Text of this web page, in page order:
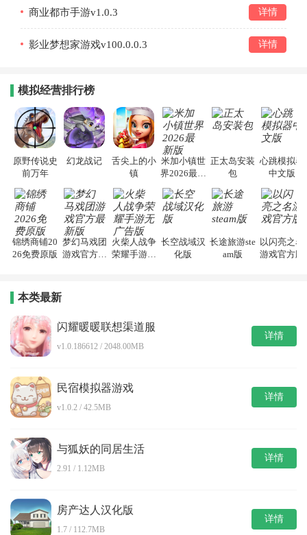
商业都市手游v1.0.3 详情
影业梦想家游戏v100.0.0.3 详情
模拟经营排行榜
原野传说史
前万年
幻龙战记
舌尖上的小
镇
米加小镇世
界2026最新
正太岛安装
包
心跳模拟器
中文版
锦绣商铺20
26免费原版
梦幻马戏团
游戏官方最
火柴人战争
荣耀手游无
长空战域汉
化版
长途旅游ste
am版
以闪亮之名
游戏官方版
本类最新
闪耀暖暖联想渠道服
v1.0.186612 / 2048.00MB
详情
民宿模拟器游戏
v1.0.2 / 42.5MB
详情
与狐妖的同居生活
2.91 / 1.12MB
详情
房产达人汉化版
1.7 / 112.7MB
详情